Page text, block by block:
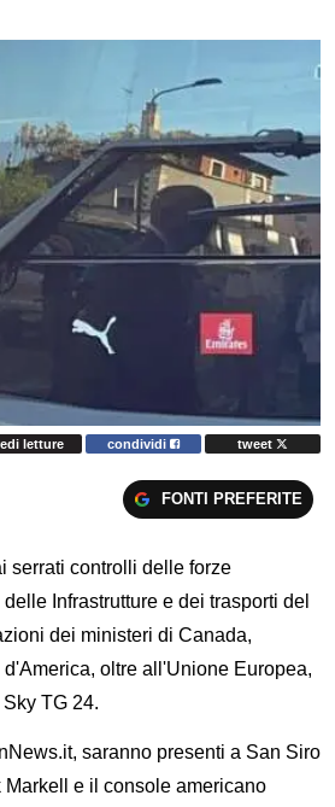
letture condividi tweet
FONTI PREFERITE
serrati controlli delle forze
Infrastrutture e dei trasporti del
dei ministeri di Canada,
oltre all'Unione Europea,
TG 24.
saranno presenti a San Siro
e il console americano